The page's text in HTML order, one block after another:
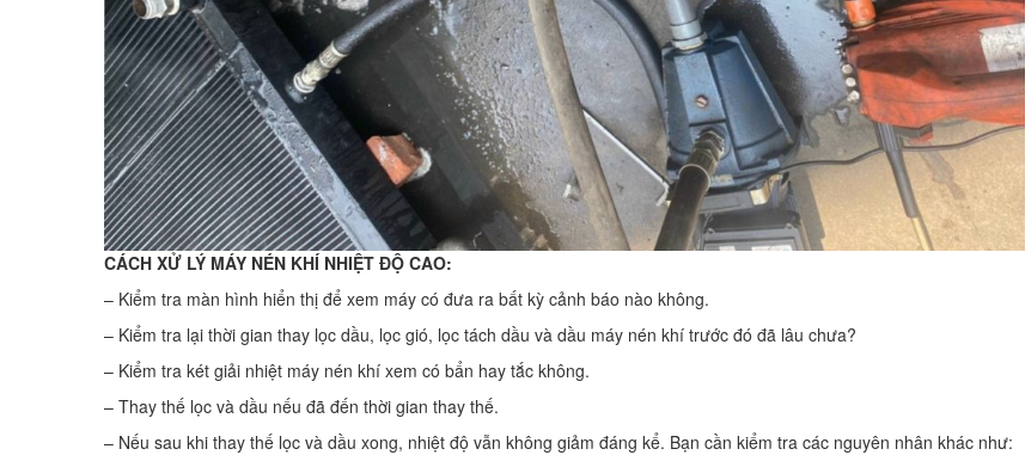
CÁCH XỬ LÝ MÁY NÉN KHÍ NHIỆT ĐỘ CAO:
– Kiểm tra màn hình hiển thị để xem máy có đưa ra bất kỳ cảnh báo nào không.
– Kiểm tra lại thời gian thay lọc dầu, lọc gió, lọc tách dầu và dầu máy nén khí trước đó đã lâu chưa?
– Kiểm tra két giải nhiệt máy nén khí xem có bẩn hay tắc không.
– Thay thế lọc và dầu nếu đã đến thời gian thay thế.
– Nếu sau khi thay thế lọc và dầu xong, nhiệt độ vẫn không giảm đáng kể. Bạn cần kiểm tra các nguyên nhân khác như: